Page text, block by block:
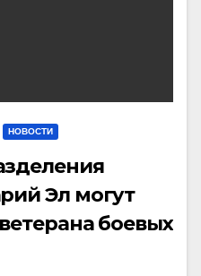
НОВОСТИ
Эл могут
боевых